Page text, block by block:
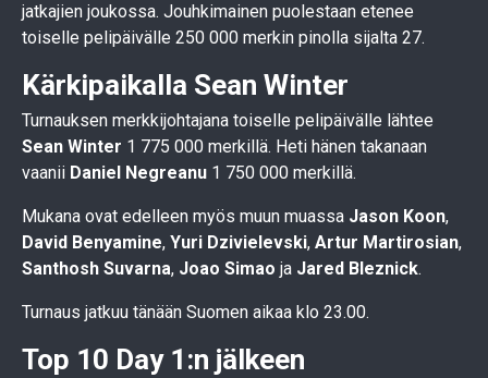
jatkajien joukossa. Jouhkimainen puolestaan etenee
toiselle pelipäivälle 250 000 merkin pinolla sijalta 27.
Kärkipaikalla Sean Winter
Turnauksen merkkijohtajana toiselle pelipäivälle lähtee
Sean Winter 1 775 000 merkillä. Heti hänen takanaan
vaanii Daniel Negreanu 1 750 000 merkillä.
Mukana ovat edelleen myös muun muassa Jason Koon,
David Benyamine, Yuri Dzivielevski, Artur Martirosian,
Santhosh Suvarna, Joao Simao ja Jared Bleznick.
Turnaus jatkuu tänään Suomen aikaa klo 23.00.
Top 10 Day 1:n jälkeen